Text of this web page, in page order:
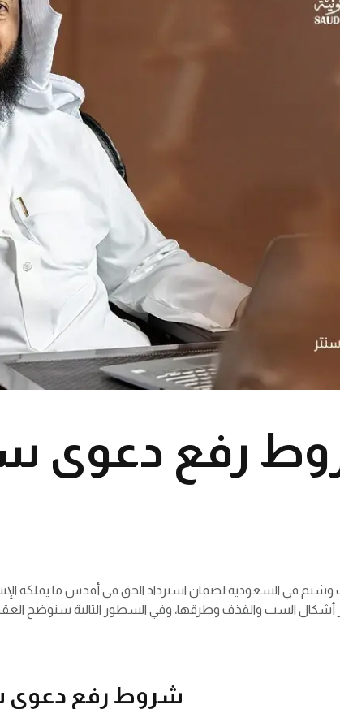
رفع دعوى
في السعودية لضمان استرداد الحق في أقدس ما يملكه
أشكال السب والقذف وطرقها، وفي السطور التالية سنوضح
شروط رفع دعوى